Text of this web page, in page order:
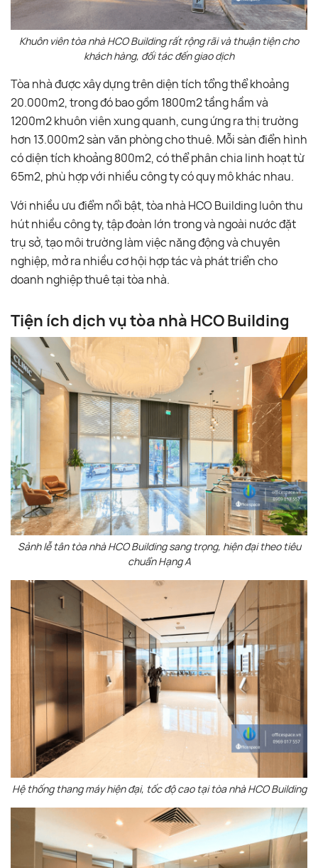
Khuôn viên tòa nhà HCO Building rất rộng rãi và thuận tiện cho
khách hàng, đối tác đến giao dịch
Tòa nhà được xây dựng trên diện tích tổng thể khoảng
20.000m2, trong đó bao gồm 1800m2 tầng hầm và
1200m2 khuôn viên xung quanh, cung ứng ra thị trường
hơn 13.000m2 sàn văn phòng cho thuê. Mỗi sàn điển hình
có diện tích khoảng 800m2, có thể phân chia linh hoạt từ
65m2, phù hợp với nhiều công ty có quy mô khác nhau.
Với nhiều ưu điểm nổi bật, tòa nhà HCO Building luôn thu
hút nhiều công ty, tập đoàn lớn trong và ngoài nước đặt
trụ sở, tạo môi trường làm việc năng động và chuyên
nghiệp, mở ra nhiều cơ hội hợp tác và phát triển cho
doanh nghiệp thuê tại tòa nhà.
Tiện ích dịch vụ tòa nhà HCO Building
Sảnh lễ tân tòa nhà HCO Building sang trọng, hiện đại theo tiêu
chuẩn Hạng A
Hệ thống thang máy hiện đại, tốc độ cao tại tòa nhà HCO Building